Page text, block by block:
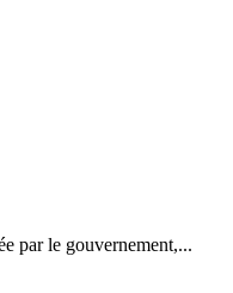
par le gouvernement,...